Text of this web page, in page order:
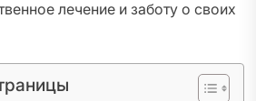
лечение и заботу о своих